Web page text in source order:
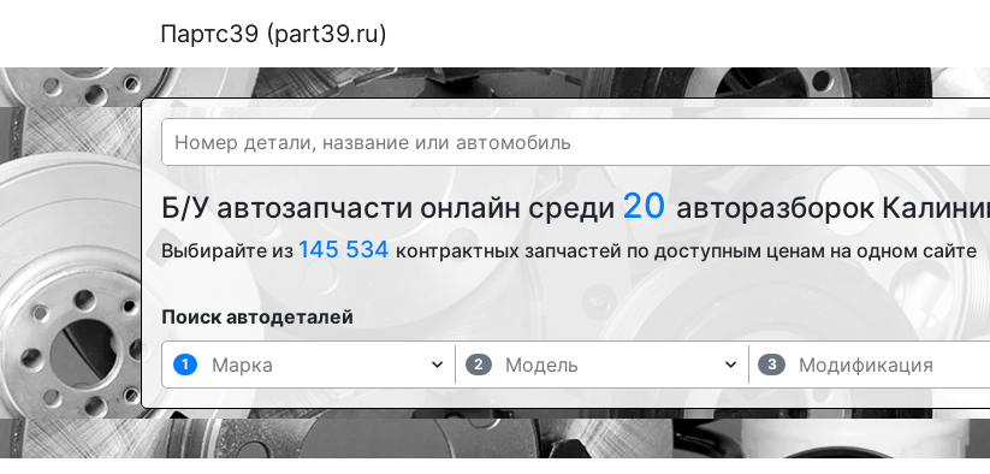
Партс39 (part39.ru)
Б/У автозапчасти онлайн среди 20 авторазборок
Выбирайте из 145 534 контрактных запчастей по доступным ценам на одном сайте
Поиск автодеталей
1 2 3